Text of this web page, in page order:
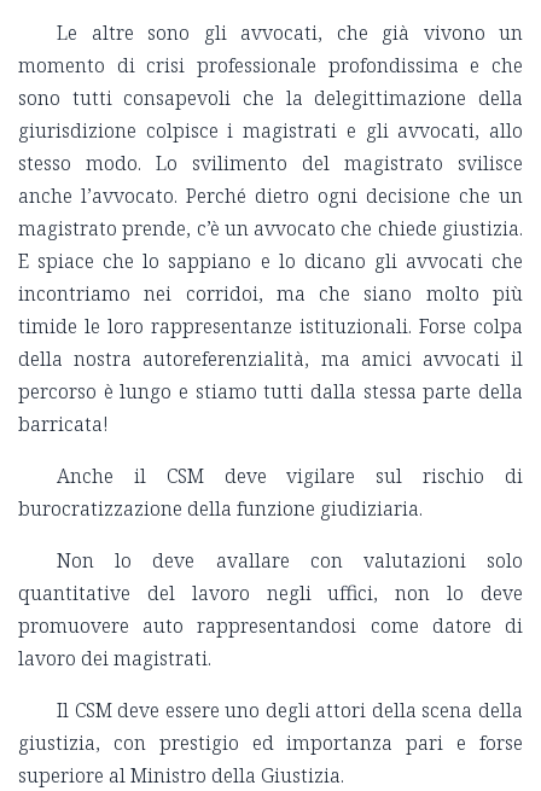
Le altre sono gli avvocati, che già vivono un
momento di crisi professionale profondissima e che
sono tutti consapevoli che la delegittimazione della
giurisdizione colpisce i magistrati e gli avvocati, allo
stesso modo. Lo svilimento del magistrato svilisce
anche l’avvocato. Perché dietro ogni decisione che un
magistrato prende, c’è un avvocato che chiede giustizia.
E spiace che lo sappiano e lo dicano gli avvocati che
incontriamo nei corridoi, ma che siano molto più
timide le loro rappresentanze istituzionali. Forse colpa
della nostra autoreferenzialità, ma amici avvocati il
percorso è lungo e stiamo tutti dalla stessa parte della
barricata!
Anche il CSM deve vigilare sul rischio di
burocratizzazione della funzione giudiziaria.
Non lo deve avallare con valutazioni solo
quantitative del lavoro negli uffici, non lo deve
promuovere auto rappresentandosi come datore di
lavoro dei magistrati.
Il CSM deve essere uno degli attori della scena della
giustizia, con prestigio ed importanza pari e forse
superiore al Ministro della Giustizia.